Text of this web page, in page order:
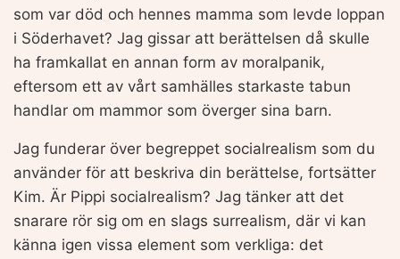
som var död och hennes mamma som levde loppan
i Söderhavet? Jag gissar att berättelsen då skulle
ha framkallat en annan form av moralpanik,
eftersom ett av vårt samhälles starkaste tabun
handlar om mammor som överger sina barn.
Jag funderar över begreppet socialrealism som du
använder för att beskriva din berättelse, fortsätter
Kim. Är Pippi socialrealism? Jag tänker att det
snarare rör sig om en slags surrealism, där vi kan
känna igen vissa element som verkliga: det